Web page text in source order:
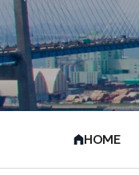
HOME